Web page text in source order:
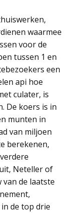
waarmee
voor de
tussen 1 en
een
api hoe
culater, is
De koers is in
munten in
van miljoen
berekenen,
Neteller of
van de laatste
de top drie